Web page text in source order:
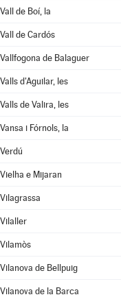
Vall de Boí, la
Vall de Cardós
Vallfogona de Balaguer
Valls d'Aguilar, les
Valls de Valira, les
Vansa i Fórnols, la
Verdú
Vielha e Mijaran
Vilagrassa
Vilaller
Vilamòs
Vilanova de Bellpuig
Vilanova de la Barca